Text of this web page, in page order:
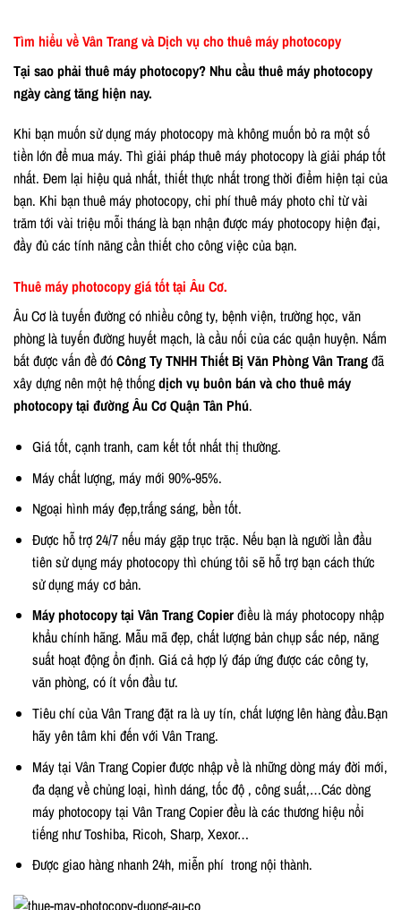
Tìm hiểu về Vân Trang và Dịch vụ cho thuê máy photocopy
Tại sao phải thuê máy photocopy? Nhu cầu thuê máy photocopy
ngày càng tăng hiện nay.
Khi bạn muốn sử dụng máy photocopy mà không muốn bỏ ra một số
tiền lớn để mua máy. Thì giải pháp thuê máy photocopy là giải pháp tốt
nhất. Đem lại hiệu quả nhất, thiết thực nhất trong thời điểm hiện tại của
bạn. Khi bạn thuê máy photocopy, chi phí thuê máy photo chỉ từ vài
trăm tới vài triệu mỗi tháng là bạn nhận được máy photocopy hiện đại,
đầy đủ các tính năng cần thiết cho công việc của bạn.
Thuê máy photocopy giá tốt tại Âu Cơ.
Âu Cơ là tuyến đường có nhiều công ty, bệnh viện, trường học, văn
phòng là tuyến đường huyết mạch, là cầu nối của các quận huyện. Nắm
bắt được vấn đề đóCông Ty TNHH Thiết Bị Văn Phòng Vân Trangđã
xây dựng nên một hệ thốngdịch vụ buôn bán và cho thuê máy
photocopy tại đường Âu Cơ Quận Tân Phú.
Giá tốt, cạnh tranh, cam kết tốt nhất thị thường.
Máy chất lượng, máy mới 90%-95%.
Ngoại hình máy đẹp,trắng sáng, bền tốt.
Được hỗ trợ 24/7 nếu máy gặp trục trặc. Nếu bạn là người lần đầu
tiên sử dụng máy photocopy thì chúng tôi sẽ hỗ trợ bạn cách thức
sử dụng máy cơ bản.
Máy photocopy tại Vân Trang Copierđiều là máy photocopy nhập
khẩu chính hãng. Mẫu mã đẹp, chất lượng bản chụp sắc nép, năng
suất hoạt động ổn định. Giá cả hợp lý đáp ứng được các công ty,
văn phòng, có ít vốn đầu tư.
Tiêu chí của Vân Trang đặt ra là uy tín, chất lượng lên hàng đầu.Bạn
hãy yên tâm khi đến với Vân Trang.
Máy tại Vân Trang Copier được nhập về là những dòng máy đời mới,
đa dạng về chủng loại, hình dáng, tốc độ , công suất,…Các dòng
máy photocopy tại Vân Trang Copier đều là các thương hiệu nổi
tiếng như Toshiba, Ricoh, Sharp, Xexor…
Được giao hàng nhanh 24h, miễn phí trong nội thành.